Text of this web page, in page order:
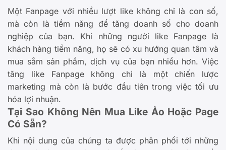
Một Fanpage với nhiều lượt like không chỉ là con số,
mà còn là tiềm năng để tăng doanh số cho doanh
nghiệp của bạn. Khi những người like Fanpage là
khách hàng tiềm năng, họ sẽ có xu hướng quan tâm và
mua sắm sản phẩm, dịch vụ của bạn nhiều hơn. Việc
tăng like Fanpage không chỉ là một chiến lược
marketing mà còn là bước đầu tiên trong việc tối ưu
hóa lợi nhuận.
Tại Sao Không Nên Mua Like Ảo Hoặc Page
Có Sẵn?
Khi nội dung của chúng ta được phân phối tới những